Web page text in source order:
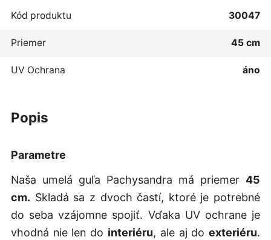
popis
Parametre
Naša umelá guľa Pachysandra má priemer45
cm. Skladá sa z dvoch častí, ktoré je potrebné
do seba vzájomne spojiť. Vďaka UV ochrane je
vhodná nie len do interiéru, ale aj doexteriéru.
Kód produktu 30047
Priemer 45 cm
UV Ochrana áno